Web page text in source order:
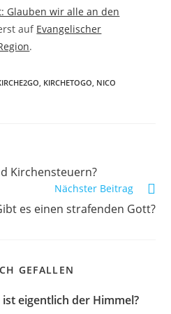
Glauben wir alle an den
auf Evangelischer
.
, KIRCHETOGO, NICO
Kirchensteuern?
Nächster Beitrag
es einen strafenden Gott?
GEFALLEN
eigentlich der Himmel?